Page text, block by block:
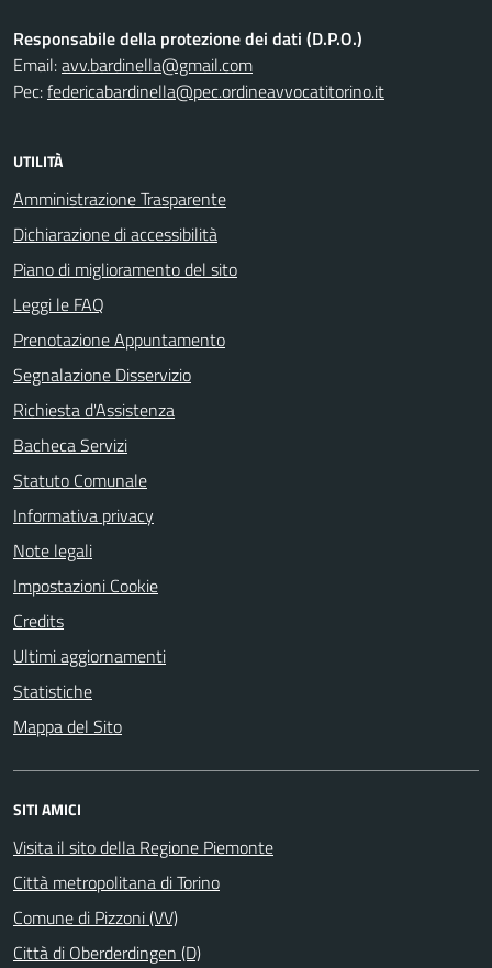
Responsabile della protezione dei dati (D.P.O.)
Email:avv.bardinella@gmail.com
Pec:federicabardinella@pec.ordineavvocatitorino.it
UTILITÀ
Amministrazione Trasparente
Dichiarazione di accessibilità
Piano di miglioramento del sito
Leggi le FAQ
Prenotazione Appuntamento
Segnalazione Disservizio
Richiesta d'Assistenza
Bacheca Servizi
Statuto Comunale
Informativa privacy
Note legali
Impostazioni Cookie
Credits
Ultimi aggiornamenti
Statistiche
Mappa del Sito
SITI AMICI
Visita il sito della Regione Piemonte
Città metropolitana di Torino
Comune di Pizzoni (VV)
Città di Oberderdingen (D)